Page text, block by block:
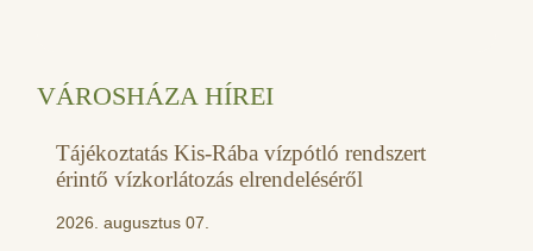
VÁROSHÁZA HÍREI
Tájékoztatás Kis-Rába vízpótló rendszert
érintő vízkorlátozás elrendeléséről
2026. augusztus 07.